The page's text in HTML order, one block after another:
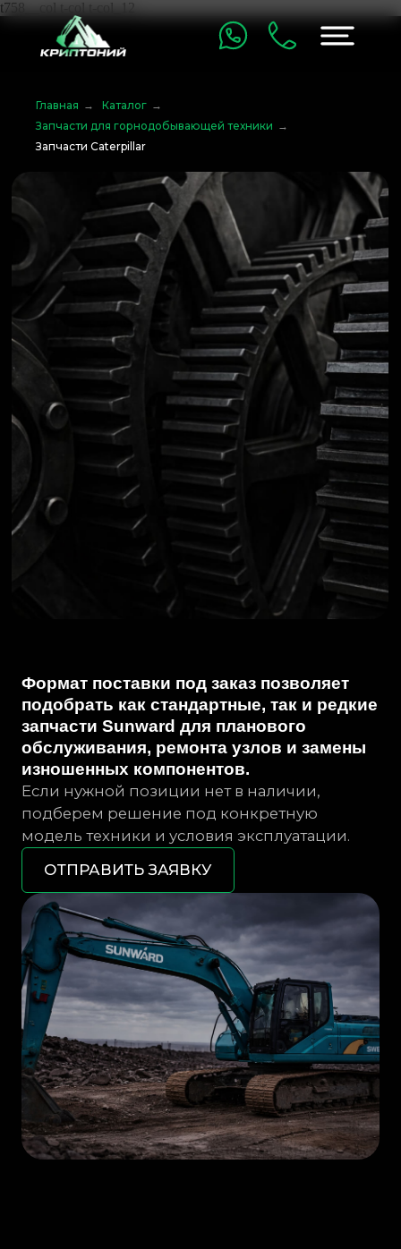
t758__col t-col t-col_12
Главная → Каталог →
Запчасти для горнодобывающей техники →
Запчасти Caterpillar
Формат поставки под заказ позволяет
подобрать как стандартные, так и редкие
запчасти Sunward для планового
подберем решение под конкретную
модель техники и условия эксплуатации.
ОТПРАВИТЬ ЗАЯВКУ